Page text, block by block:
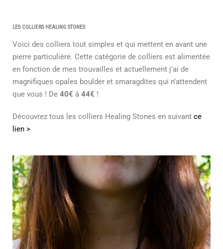
LES COLLIERS HEALING STONES
Voici des colliers tout simples et qui mettent en avant une
pierre particulière. Cette catégorie de colliers est alimentée
en fonction de mes trouvailles et actuellement j’ai de
magnifiques opales boulder et smaragdites qui n’attendent
que vous ! De 40€ à 44€ !
Découvrez tous les colliers Healing Stones en suivant ce
lien >